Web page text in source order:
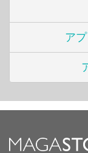
ア